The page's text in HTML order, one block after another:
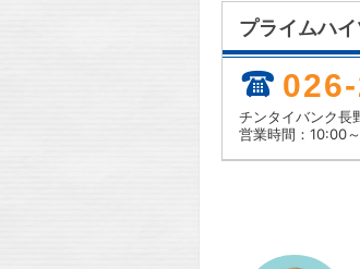
プライムハイ
チンタイバンク長
営業時間：10:00